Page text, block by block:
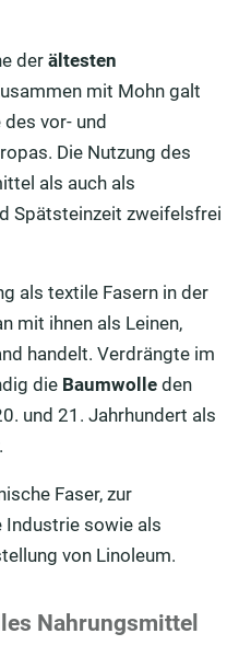
der ältesten
mit Mohn galt
vor- und
Die Nutzung des
als auch als
Spätsteinzeit zweifelsfrei
als textile Fasern in der
mit ihnen als Leinen,
handelt. Verdrängte im
die Baumwolle den
und 21. Jahrhundert als
Faser, zur
Industrie sowie als
von Linoleum.
Nahrungsmittel